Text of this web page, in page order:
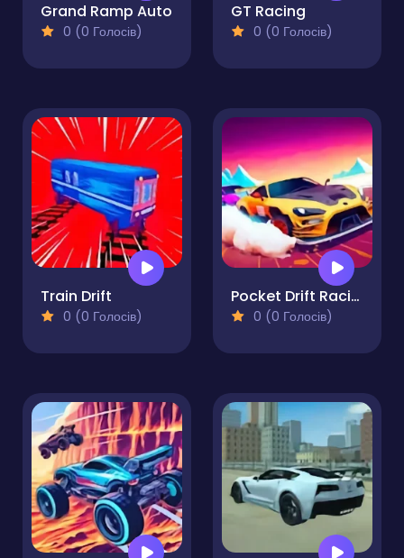
Grand Ramp Auto
0 (0 Голосів)
GT Racing
0 (0 Голосів)
Train Drift
0 (0 Голосів)
Pocket Drift Racing
0 (0 Голосів)